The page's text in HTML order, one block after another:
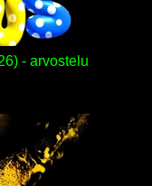
- arvostelu